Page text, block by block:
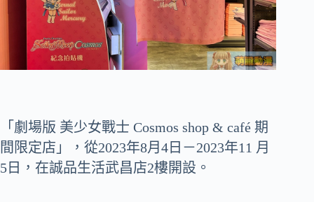
「劇場版 美少女戰士 Cosmos shop & café 期
間限定店」，從2023年8月4日－2023年11 月
5日，在誠品生活武昌店2樓開設。